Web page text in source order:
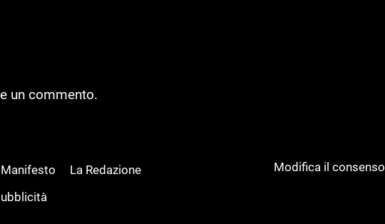
un commento.
La Redazione
Modifica il consenso